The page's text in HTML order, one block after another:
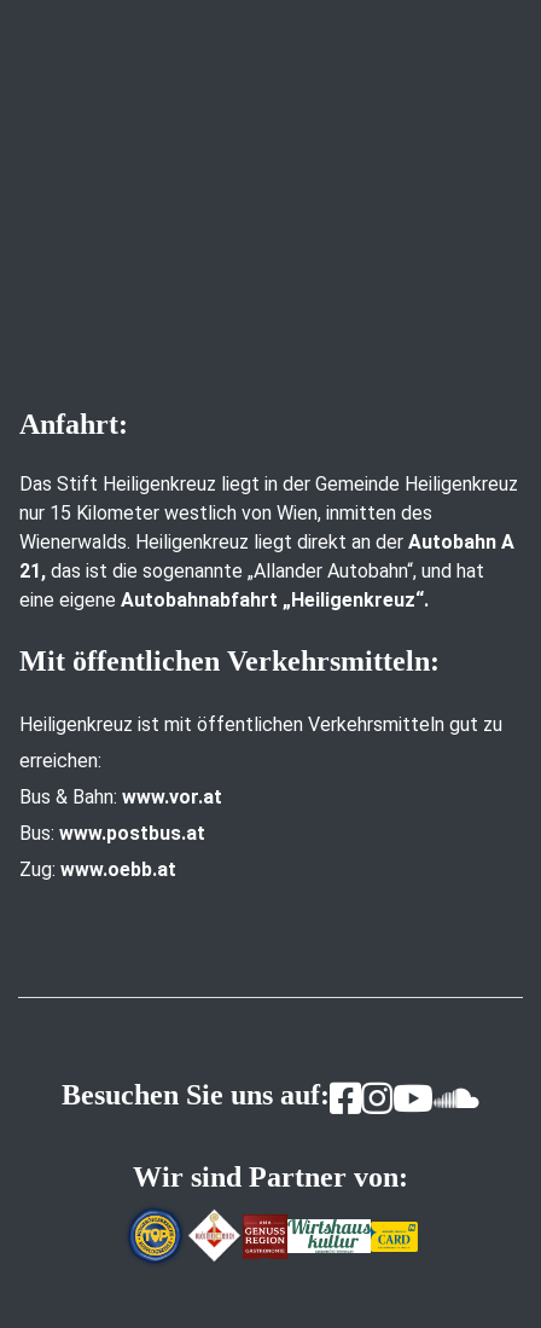
Anfahrt:
Das Stift Heiligenkreuz liegt in der Gemeinde Heiligenkreuz
nur 15 Kilometer westlich von Wien, inmitten des
Wienerwalds. Heiligenkreuz liegt direkt an der Autobahn A
21, das ist die sogenannte „Allander Autobahn“, und hat
eine eigene Autobahnabfahrt „Heiligenkreuz“.
Mit öffentlichen Verkehrsmitteln:
Heiligenkreuz ist mit öffentlichen Verkehrsmitteln gut zu
erreichen:
Bus & Bahn: www.vor.at
Bus: www.postbus.at
Zug: www.oebb.at
Besuchen Sie uns auf:
Wir sind Partner von: